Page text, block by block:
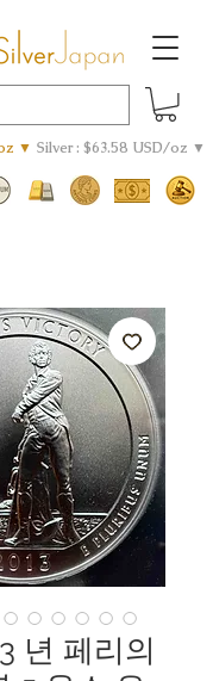
▼ Silver : $63.58 USD/oz ▼
년 페리의